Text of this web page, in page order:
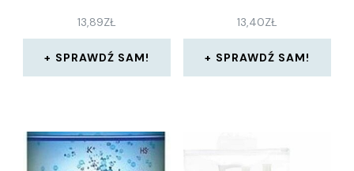
13,89ZŁ
SPRAWDŹ SAM!
13,40ZŁ
SPRAWDŹ SAM!